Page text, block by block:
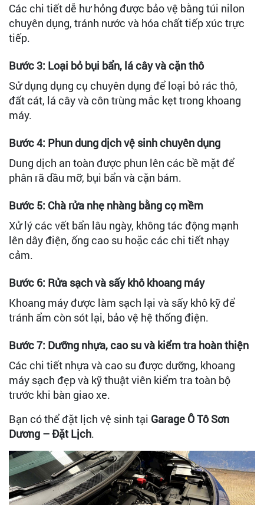
Các chi tiết dễ hư hỏng được bảo vệ bằng túi nilon
chuyên dụng, tránh nước và hóa chất tiếp xúc trực
tiếp.
Bước 3: Loại bỏ bụi bẩn, lá cây và cặn thô
Sử dụng dụng cụ chuyên dụng để loại bỏ rác thô,
đất cát, lá cây và côn trùng mắc kẹt trong khoang
máy.
Bước 4: Phun dung dịch vệ sinh chuyên dụng
Dung dịch an toàn được phun lên các bề mặt để
phân rã dầu mỡ, bụi bẩn và cặn bám.
Bước 5: Chà rửa nhẹ nhàng bằng cọ mềm
Xử lý các vết bẩn lâu ngày, không tác động mạnh
lên dây điện, ống cao su hoặc các chi tiết nhạy
cảm.
Bước 6: Rửa sạch và sấy khô khoang máy
Khoang máy được làm sạch lại và sấy khô kỹ để
tránh ẩm còn sót lại, bảo vệ hệ thống điện.
Bước 7: Dưỡng nhựa, cao su và kiểm tra hoàn thiện
Các chi tiết nhựa và cao su được dưỡng, khoang
máy sạch đẹp và kỹ thuật viên kiểm tra toàn bộ
trước khi bàn giao xe.
Bạn có thể đặt lịch vệ sinh tại Garage Ô Tô Sơn
Dương – Đặt Lịch.